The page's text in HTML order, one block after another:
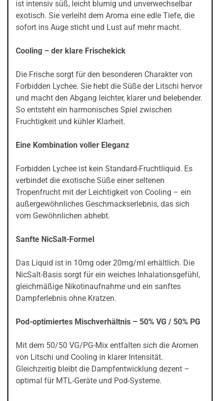
ist intensiv süß, leicht blumig und unverwechselbar
exotisch. Sie verleiht dem Aroma eine edle Tiefe, die
sofort ins Auge sticht und Lust auf mehr macht.
Cooling – der klare Frischekick
Die Frische sorgt für den besonderen Charakter von
Forbidden Lychee. Sie hebt die Süße der Litschi hervor
und macht den Abgang leichter, klarer und belebender.
So entsteht ein harmonisches Spiel zwischen
Fruchtigkeit und kühler Klarheit.
Eine Kombination voller Eleganz
Forbidden Lychee ist kein Standard-Fruchtliquid. Es
verbindet die exotische Süße einer seltenen
Tropenfrucht mit der Leichtigkeit von Cooling – ein
außergewöhnliches Geschmackserlebnis, das sich
vom Gewöhnlichen abhebt.
Sanfte NicSalt-Formel
Das Liquid ist in 10mg oder 20mg/ml erhältlich. Die
NicSalt-Basis sorgt für ein weiches Inhalationsgefühl,
gleichmäßige Nikotinaufnahme und ein sanftes
Dampferlebnis ohne Kratzen.
Pod-optimiertes Mischverhältnis – 50% VG / 50% PG
Mit dem 50/50 VG/PG-Mix entfalten sich die Aromen
von Litschi und Cooling in klarer Intensität.
Gleichzeitig bleibt die Dampfentwicklung dezent –
optimal für MTL-Geräte und Pod-Systeme.